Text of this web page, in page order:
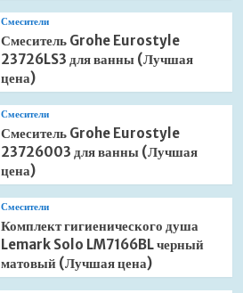
Смесители
Смеситель Grohe Eurostyle
23726LS3 для ванны (Лучшая
цена)
Смесители
Смеситель Grohe Eurostyle
23726003 для ванны (Лучшая
цена)
Смесители
Комплект гигиенического душа
Lemark Solo LM7166BL черный
матовый (Лучшая цена)